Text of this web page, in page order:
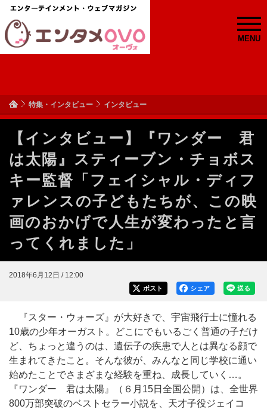
MENU
特集・インタビュー インタビュー
【インタビュー】『ワンダー 君
は太陽』スティーブン・チョボス
キー監督「フェイシャル・ディフ
ァレンスの子どもたちが、この映
画のおかげで人生が変わったと言
ってくれました」
2018年6月12日 / 12:00
送る
シェア
ポスト
『スター・ウォーズ』が大好きで、宇宙飛行士に憧れる
10歳の少年オーガスト。どこにでもいるごく普通の子だけ
ど、ちょっと違うのは、遺伝子の疾患で人とは異なる顔で
生まれてきたこと。そんな彼が、みんなと同じ学校に通い
始めたことでさまざまな経験を重ね、成長していく…。
『ワンダー 君は太陽』（６月15日全国公開）は、全世界
800万部突破のベストセラー小説を、天才子役ジェイコ